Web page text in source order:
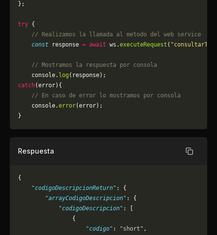
};
try {
    // Realizamos la llamada al metodo del web service
    const
response = await ws.executeRequest (
    // Mostramos la respuesta por consola
    console.
log (response);
catch(error){
    // En caso de error lo mostramos por consola
	console.
error(error);
}
Respuesta Copiar
{
    "codigoDescripcionReturn"
: {
        "arrayCodigoDescripcion"
: {
            "codigoDescripcion"
: [
                {
                    "codigo"
: "short" ,